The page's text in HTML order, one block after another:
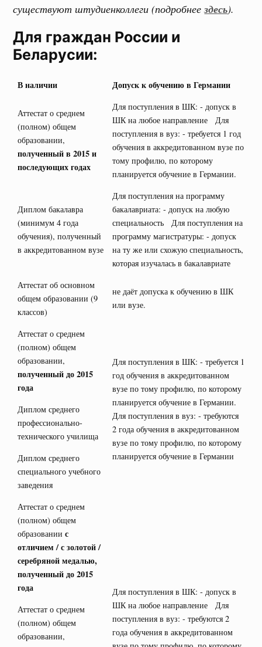
существуют штудиенколлеги (подробнеездесь).
Для граждан России и
Беларусии:
В наличии Допуск к обучению в Германии
Аттестат о среднем
(полном) общем
образовании,
полученный в 2015 и
последующих годах
Для поступления в ШК: - допуск в
ШК на любое направление Для
поступления в вуз: - требуется 1 год
обучения в аккредитованном вузе по
тому профилю, по которому
планируется обучение в Германии.
Диплом бакалавра
(минимум 4 года
обучения), полученный
в аккредитованном вузе
Для поступления на программу
бакалавриата: - допуск на любую
специальность Для поступления на
программу магистратуры: - допуск
на ту же или схожую специальность,
которая изучалась в бакалавриате
Аттестат об основном
общем образовании (9
классов)
не даёт допуска к обучению в ШК
или вузе.
Аттестат о среднем
(полном) общем
образовании,
полученный до 2015
года
Для поступления в ШК: - требуется 1
год обучения в аккредитованном
вузе по тому профилю, по которому
планируется обучение в Германии.
Для поступления в вуз: - требуются
2 года обучения в аккредитованном
вузе по тому профилю, по которому
планируется обучение в Германии
Диплом среднего
профессионально-
технического училища
Диплом среднего
специального учебного
заведения
Аттестат о среднем
(полном) общем
образовании с
отличием / с золотой /
серебряной медалью,
полученный до 2015
года
Для поступления в ШК: - допуск в
ШК на любое направление Для
поступления в вуз: - требуются 2
года обучения в аккредитованном
Аттестат о среднем
(полном) общем
образовании,